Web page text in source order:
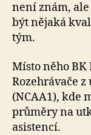
není znám,
být nějaká
tým.
Místo něho BK
Rozehrávače
(NCAA1), kde
průměry na
asistencí.